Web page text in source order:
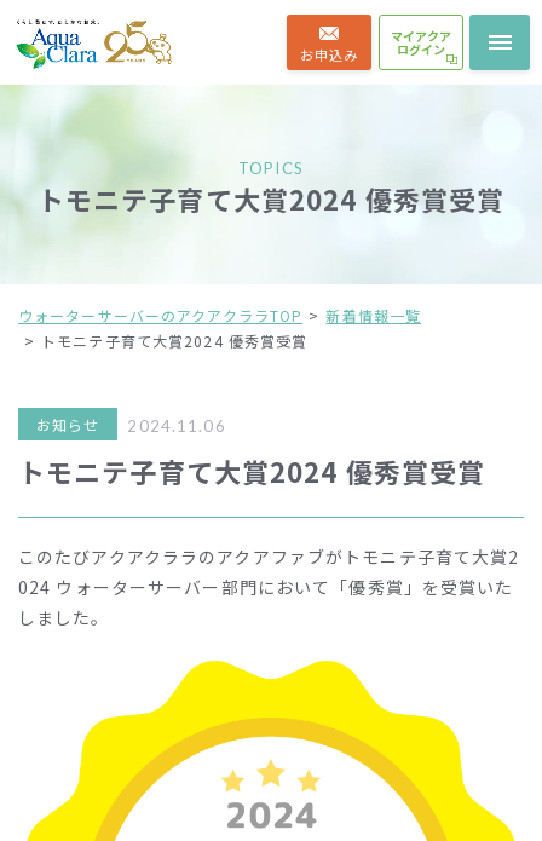
お申込み
マイアクア
ログイン
TOPICS
トモニテ子育て大賞2024 優秀賞受賞
ウォーターサーバーのアクアクララTOP
新着情報一覧
トモニテ子育て大賞2024 優秀賞受賞
お知らせ 2024.11.06
トモニテ子育て大賞2024 優秀賞受賞
このたびアクアクララのアクアファブがトモニテ子育て大賞2
024 ウォーターサーバー部門において「優秀賞」を受賞いた
しました。